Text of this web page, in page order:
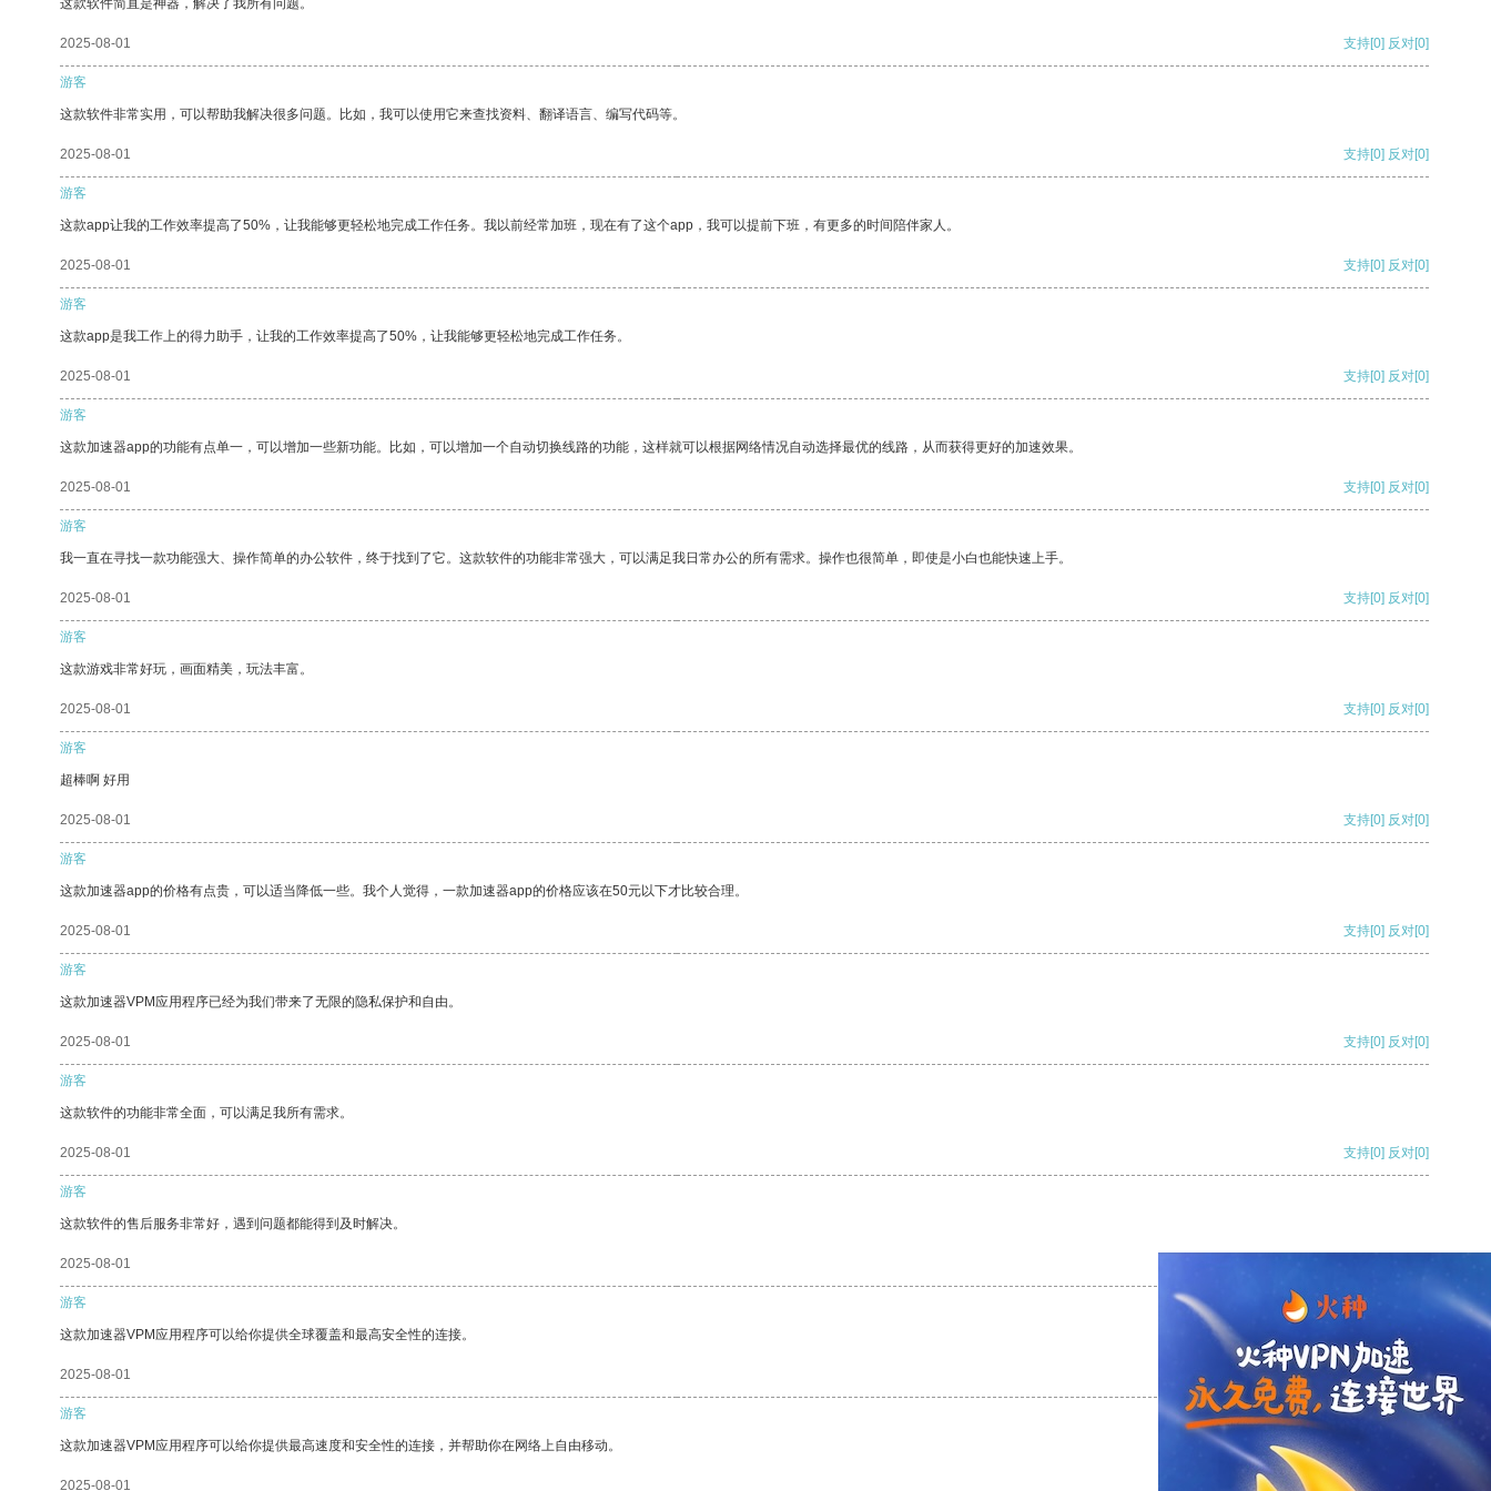
这款软件简直是神器，解决了我所有问题。
2025-08-01 支持[0] 反对[0]
游客
这款软件非常实用，可以帮助我解决很多问题。比如，我可以使用它来查找资料、翻译语言、编写代码等。
2025-08-01 支持[0] 反对[0]
游客
这款app让我的工作效率提高了50%，让我能够更轻松地完成工作任务。我以前经常加班，现在有了这个app，我可以提前下班，有更多的时间陪伴家人。
2025-08-01 支持[0] 反对[0]
游客
这款app是我工作上的得力助手，让我的工作效率提高了50%，让我能够更轻松地完成工作任务。
2025-08-01 支持[0] 反对[0]
游客
这款加速器app的功能有点单一，可以增加一些新功能。比如，可以增加一个自动切换线路的功能，这样就可以根据网络情况自动选择最优的线路，从而获得更好的加速效果。
2025-08-01 支持[0] 反对[0]
游客
我一直在寻找一款功能强大、操作简单的办公软件，终于找到了它。这款软件的功能非常强大，可以满足我日常办公的所有需求。操作也很简单，即使是小白也能快速上手。
2025-08-01 支持[0] 反对[0]
游客
这款游戏非常好玩，画面精美，玩法丰富。
2025-08-01 支持[0] 反对[0]
游客
超棒啊 好用
2025-08-01 支持[0] 反对[0]
游客
这款加速器app的价格有点贵，可以适当降低一些。我个人觉得，一款加速器app的价格应该在50元以下才比较合理。
2025-08-01 支持[0] 反对[0]
游客
这款加速器VPM应用程序已经为我们带来了无限的隐私保护和自由。
2025-08-01 支持[0] 反对[0]
游客
这款软件的功能非常全面，可以满足我所有需求。
2025-08-01 支持[0] 反对[0]
游客
这款软件的售后服务非常好，遇到问题都能得到及时解决。
2025-08-01
游客
这款加速器VPM应用程序可以给你提供全球覆盖和最高安全性的连接。
2025-08-01 支持 [0] 反对 [0]
游客
这款加速器VPM应用程序可以给你提供最高速度和安全性的连接，并帮助你在网络上自由移动。
2025-08-01 支持